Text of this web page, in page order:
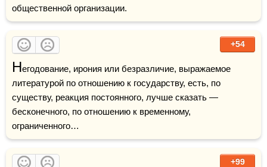
общественной организации.
+54
Негодование, ирония или безразличие, выражаемое
литературой по отношению к государству, есть, по
существу, реакция постоянного, лучше сказать —
бесконечного, по отношению к временному,
ограниченного…
+99